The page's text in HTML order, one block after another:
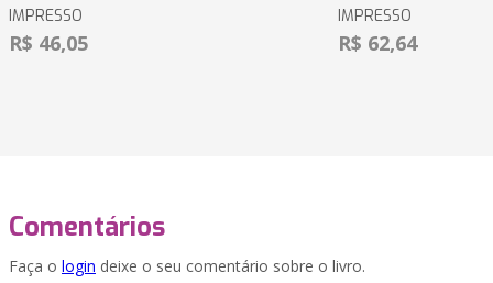
IMPRESSO
R$ 46,05
IMPRESSO
R$ 62,64
Comentários
Faça o login deixe o seu comentário sobre o livro.